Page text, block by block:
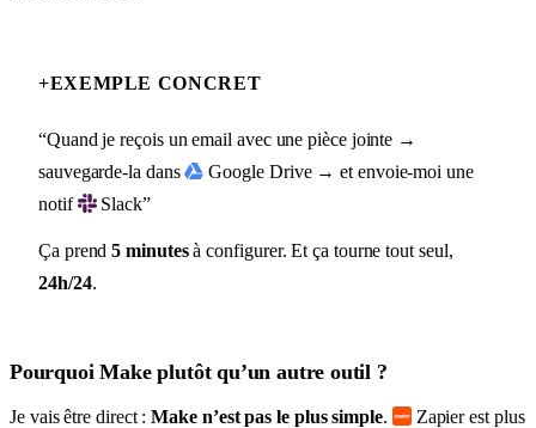
+EXEMPLE CONCRET
“Quand je reçois un email avec une pièce jointe →
sauvegarde-la dans
Google Drive → et envoie-moi une
notif
Slack”
Ça prend5 minutesà configurer. Et ça tourne tout seul,
24h/24.
Pourquoi Make plutôt qu’un autre outil ?
Je vais être direct :Make n’est pas le plus simple.
Zapier est plus